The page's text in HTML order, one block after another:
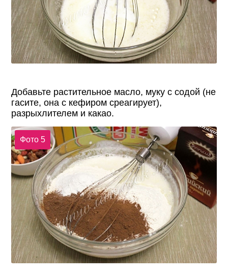
Добавьте растительное масло, муку с содой (не
гасите, она с кефиром среагирует),
разрыхлителем и какао.
Фото 5